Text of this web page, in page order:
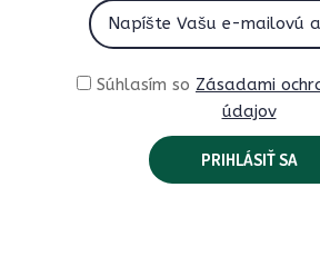
Súhlasím so Zásadami
údajov